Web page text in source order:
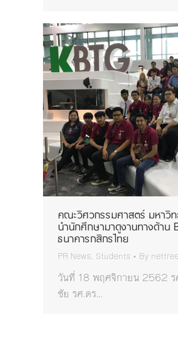
คณะวิศวกรรมศาสตร์ มหาวิ
นำนักศึกษามาดูงานทางด้าน
ธนาคารกสิกรไทย
PR News, Students By
วันที่ 18 พฤศจิกายน 2562 ร
ชัย รศ.ดร…